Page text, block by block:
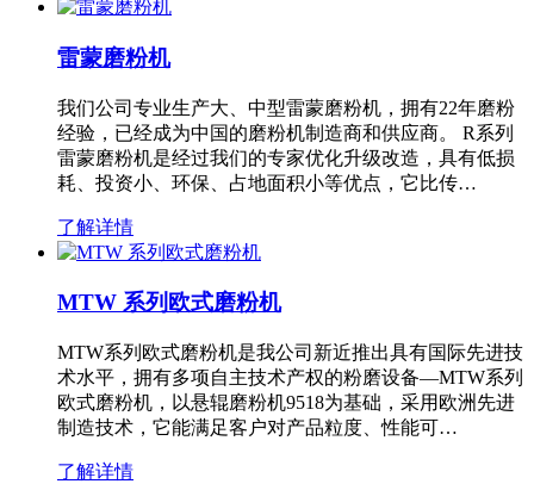
雷蒙磨粉机
我们公司专业生产大、中型雷蒙磨粉机，拥有22年磨粉
经验，已经成为中国的磨粉机制造商和供应商。 R系列
雷蒙磨粉机是经过我们的专家优化升级改造，具有低损
耗、投资小、环保、占地面积小等优点，它比传…
了解详情
MTW 系列欧式磨粉机
MTW系列欧式磨粉机是我公司新近推出具有国际先进技
术水平，拥有多项自主技术产权的粉磨设备—MTW系列
欧式磨粉机，以悬辊磨粉机9518为基础，采用欧洲先进
制造技术，它能满足客户对产品粒度、性能可…
了解详情